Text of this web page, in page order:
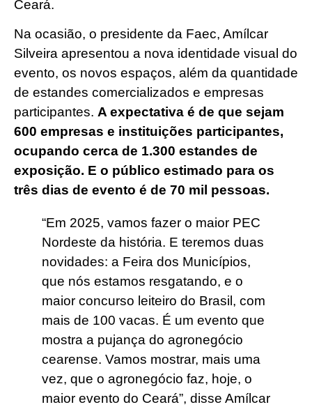
Ceará.
Na ocasião, o presidente da Faec, Amílcar
Silveira apresentou a nova identidade visual do
evento, os novos espaços, além da quantidade
de estandes comercializados e empresas
participantes. A expectativa é de que sejam
600 empresas e instituições participantes,
ocupando cerca de 1.300 estandes de
exposição. E o público estimado para os
três dias de evento é de 70 mil pessoas.
“Em 2025, vamos fazer o maior PEC
Nordeste da história. E teremos duas
novidades: a Feira dos Municípios,
que nós estamos resgatando, e o
maior concurso leiteiro do Brasil, com
mais de 100 vacas. É um evento que
mostra a pujança do agronegócio
cearense. Vamos mostrar, mais uma
vez, que o agronegócio faz, hoje, o
maior evento do Ceará”, disse Amílcar